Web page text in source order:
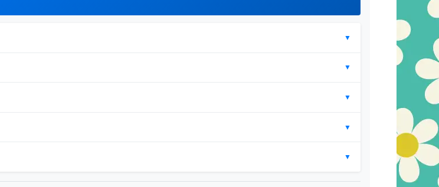
▼
▼
▼
▼
▼